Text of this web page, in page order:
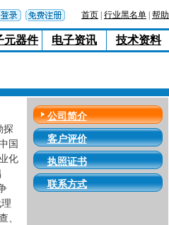
首页 行业黑名单 帮助
元器件 电子资讯 技术资料
探
国
化
、
公司简介
客户评价
执照证书
联系方式